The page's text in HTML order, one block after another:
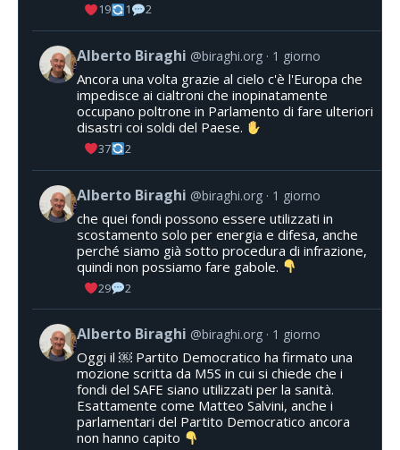
19 1 2
Alberto Biraghi @biraghi.org 1 giorno
Ancora una volta grazie al cielo c'è l'Europa che
impedisce ai cialtroni che inopinatamente
occupano poltrone in Parlamento di fare ulteriori
disastri coi soldi del Paese.
37 2
Alberto Biraghi @biraghi.org 1 giorno
che quei fondi possono essere utilizzati in
scostamento solo per energia e difesa, anche
perché siamo già sotto procedura di infrazione,
quindi non possiamo fare gabole.
29 2
Alberto Biraghi @biraghi.org 1 giorno
Oggi il ￼ Partito Democratico ha firmato una
mozione scritta da M5S in cui si chiede che i
fondi del SAFE siano utilizzati per la sanità.
Esattamente come Matteo Salvini, anche i
parlamentari del Partito Democratico ancora
non hanno capito